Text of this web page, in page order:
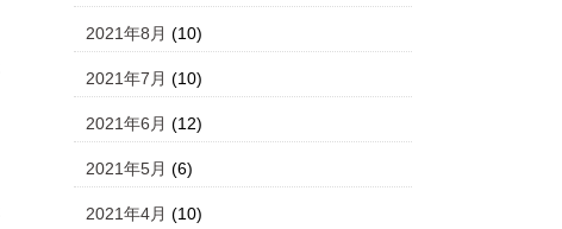
2021年8月 (10)
2021年7月 (10)
2021年6月 (12)
2021年5月 (6)
2021年4月 (10)